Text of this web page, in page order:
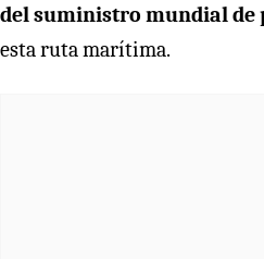
del suministro mundial de
esta ruta marítima.